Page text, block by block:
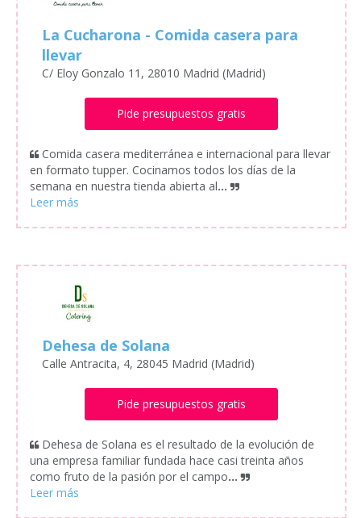
La Cucharona - Comida casera para
llevar
C/ Eloy Gonzalo 11, 28010 Madrid (Madrid)
Pide presupuestos gratis
Comida casera mediterránea e internacional para llevar
en formato tupper. Cocinamos todos los días de la
semana en nuestra tienda abierta al...
Dehesa de Solana
Calle Antracita, 4, 28045 Madrid (Madrid)
Pide presupuestos gratis
Dehesa de Solana es el resultado de la evolución de
una empresa familiar fundada hace casi treinta años
como fruto de la pasión por el campo...